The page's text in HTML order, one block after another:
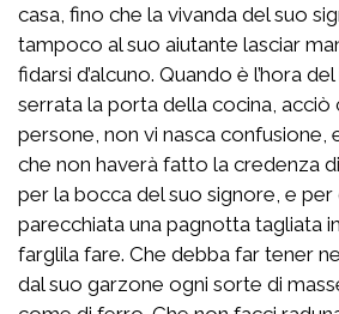
casa, fino che la vivanda del suo
tampoco al suo aiutante lasciar
fidarsi d’alcuno. Quando è l’hora
serrata la porta della cocina,
persone, non vi nasca confusione,
che non haverà fatto la credenza
per la bocca del suo signore, e
parecchiata una pagnotta tagliata
farglila fare. Che debba far tener
dal suo garzone ogni sorte di